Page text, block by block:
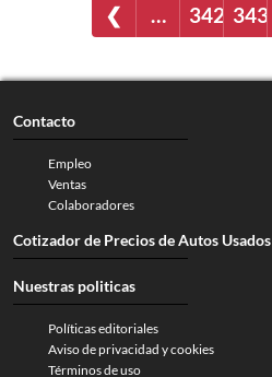
❮ … 342 343
Contacto
Empleo
Ventas
Colaboradores
Cotizador de Precios de Autos Usados
Nuestras politicas
Políticas editoriales
Aviso de privacidad y cookies
Términos de uso